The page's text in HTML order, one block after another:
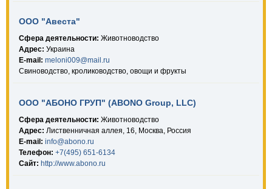
ООО "Авеста"
Сфера деятельности: Животноводство
Адрес: Украина
E-mail: meloni009@mail.ru
Свиноводство, кролиководство, овощи и фрукты
ООО "АБОНО ГРУП" (ABONO Group, LLC)
Сфера деятельности: Животноводство
Адрес: Лиственничная аллея, 16, Москва, Россия
E-mail: info@abono.ru
Телефон: +7(495) 651-6134
Сайт: http://www.abono.ru